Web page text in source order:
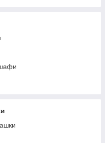
для волосся
тіла
та набори